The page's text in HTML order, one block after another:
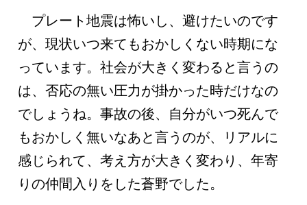
プレート地震は怖いし、避けたいのです
が、現状いつ来てもおかしくない時期にな
っています。社会が大きく変わると言うの
は、否応の無い圧力が掛かった時だけなの
でしょうね。事故の後、自分がいつ死んで
もおかしく無いなあと言うのが、リアルに
感じられて、考え方が大きく変わり、年寄
りの仲間入りをした蒼野でした。